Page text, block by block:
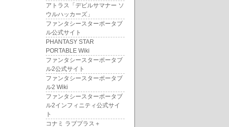
アトラス「デビルサマナー ソ
ウルハッカーズ」
ファンタシースターポータブ
ル公式サイト
PHANTASY STAR
PORTABLE Wiki
ファンタシースターポータブ
ル2公式サイト
ファンタシースターポータブ
ル2 Wiki
ファンタシースターポータブ
ル2インフィニティ公式サイ
ト
コナミ ラブプラス＋